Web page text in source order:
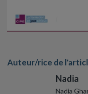
Auteur/rice de
Nadia
Nadia